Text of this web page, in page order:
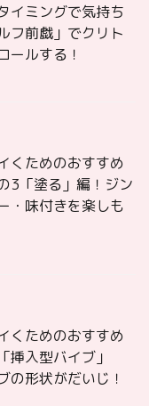
イミングで気持ち
フ前戯」でクリト
ールする！
くためのおすすめ
3「塗る」編！ジン
・味付きを楽しも
くためのおすすめ
挿入型バイブ」
の形状がだいじ！